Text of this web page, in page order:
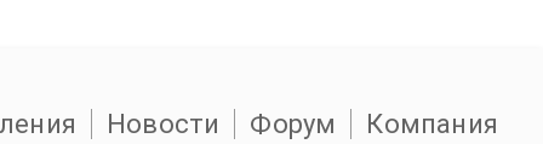
Новости Форум Компания